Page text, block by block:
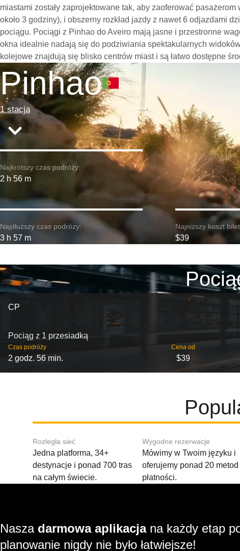
miastami zostały zaprojektowane tak, aby zaoferować
około 3 godziny), i obszerny rozkład jazdy z nawet 6 odjazdami
pociągu. Pociągi z Pinhao do Aveiro mają jasne i przestronne
okna idealnie nadają się do podziwiania spektakularnych
kolejowe znajdują się blisko centrów miast i są łatwo dostępne
Pinhao
1 stacja
Najkrótszy czas podróży:
2 h 56 m
Najdłuższy czas podróży:
3 h 57 m
Najniższy koszt
$39
CP
Pociąg z 1 przesiadką
Czas podróży
2 godz. 56 min.
Cena od
$39
Rozległa sieć
Jedna platforma, 34+
destynacje i ponad 700 tras
na całym świecie.
Wygodne rezerwacje
Mówimy w Twoim języku i
oferujemy ponad 20 metod
płatności.
Nasza darmowa aplikacjana każdy etap
planowanie nigdy nie było łatwiejsze!